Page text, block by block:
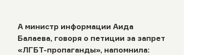
А министр информации Аида
Балаева, говоря о петиции за запрет
«ЛГБТ-пропаганды», напомнила: